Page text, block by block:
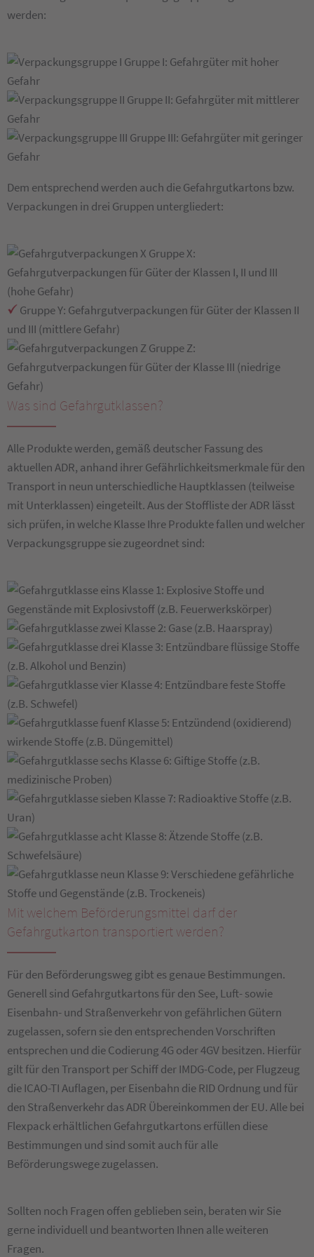
werden:
Gruppe I: Gefahrgüter mit hoher
Gefahr
Gruppe II: Gefahrgüter mit mittlerer
Gefahr
Gruppe III: Gefahrgüter mit geringer
Gefahr
Dem entsprechend werden auch die Gefahrgutkartons bzw.
Verpackungen in drei Gruppen untergliedert:
Gruppe X:
Gefahrgutverpackungen für Güter der Klassen I, II und III
(hohe Gefahr)
Gruppe Y: Gefahrgutverpackungen für Güter der Klassen II
und III (mittlere Gefahr)
Gruppe Z:
Gefahrgutverpackungen für Güter der Klasse III (niedrige
Gefahr)
Was sind Gefahrgutklassen?
Alle Produkte werden, gemäß deutscher Fassung des
aktuellen ADR, anhand ihrer Gefährlichkeitsmerkmale für den
Transport in neun unterschiedliche Hauptklassen (teilweise
mit Unterklassen) eingeteilt. Aus der Stoffliste der ADR lässt
sich prüfen, in welche Klasse Ihre Produkte fallen und welcher
Verpackungsgruppe sie zugeordnet sind:
Klasse 1: Explosive Stoffe und
Gegenstände mit Explosivstoff (z.B. Feuerwerkskörper)
Klasse 2: Gase (z.B. Haarspray)
Klasse 3: Entzündbare flüssige Stoffe
(z.B. Alkohol und Benzin)
Klasse 4: Entzündbare feste Stoffe
(z.B. Schwefel)
Klasse 5: Entzündend (oxidierend)
wirkende Stoffe (z.B. Düngemittel)
Klasse 6: Giftige Stoffe (z.B.
medizinische Proben)
Klasse 7: Radioaktive Stoffe (z.B.
Uran)
Klasse 8: Ätzende Stoffe (z.B.
Schwefelsäure)
Klasse 9: Verschiedene gefährliche
Stoffe und Gegenstände (z.B. Trockeneis)
Mit welchem Beförderungsmittel darf der
Gefahrgutkarton transportiert werden?
Für den Beförderungsweg gibt es genaue Bestimmungen.
Generell sind Gefahrgutkartons für den See, Luft- sowie
Eisenbahn- und Straßenverkehr von gefährlichen Gütern
zugelassen, sofern sie den entsprechenden Vorschriften
entsprechen und die Codierung 4G oder 4GV besitzen. Hierfür
gilt für den Transport per Schiff der IMDG-Code, per Flugzeug
die ICAO-TI Auflagen, per Eisenbahn die RID Ordnung und für
den Straßenverkehr das ADR Übereinkommen der EU. Alle bei
Flexpack erhältlichen Gefahrgutkartons erfüllen diese
Bestimmungen und sind somit auch für alle
Beförderungswege zugelassen.
Sollten noch Fragen offen geblieben sein, beraten wir Sie
gerne individuell und beantworten Ihnen alle weiteren
Fragen.